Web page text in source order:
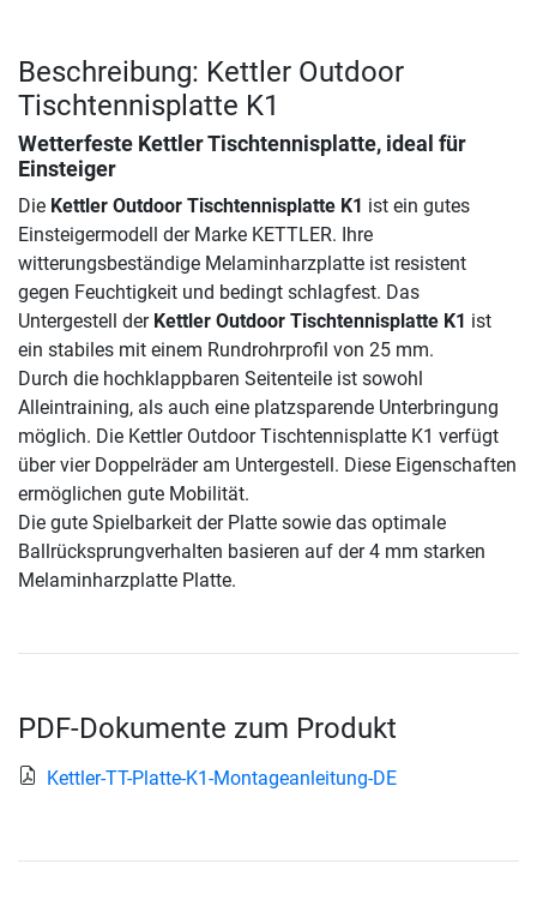
Beschreibung: Kettler Outdoor
Tischtennisplatte K1
Wetterfeste Kettler Tischtennisplatte, ideal für
Einsteiger
Die Kettler Outdoor Tischtennisplatte K1 ist ein gutes
Einsteigermodell der Marke KETTLER. Ihre
witterungsbeständige Melaminharzplatte ist resistent
gegen Feuchtigkeit und bedingt schlagfest. Das
Untergestell der Kettler Outdoor Tischtennisplatte K1 ist
ein stabiles mit einem Rundrohrprofil von 25 mm.
Durch die hochklappbaren Seitenteile ist sowohl
Alleintraining, als auch eine platzsparende Unterbringung
möglich. Die Kettler Outdoor Tischtennisplatte K1 verfügt
über vier Doppelräder am Untergestell. Diese Eigenschaften
ermöglichen gute Mobilität.
Die gute Spielbarkeit der Platte sowie das optimale
Ballrücksprungverhalten basieren auf der 4 mm starken
Melaminharzplatte Platte.
PDF-Dokumente zum Produkt
Kettler-TT-Platte-K1-Montageanleitung-DE